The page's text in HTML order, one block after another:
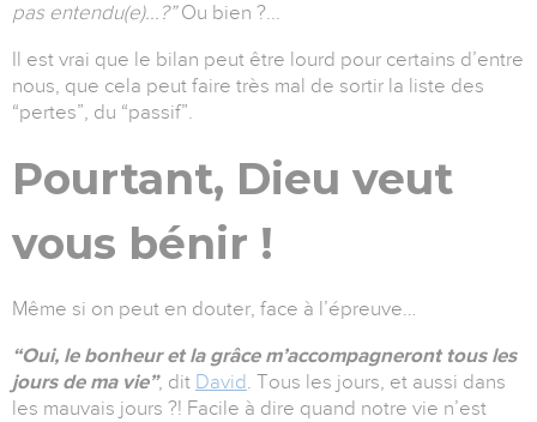
pas entendu(e)...?”Ou bien ?...
Il est vrai que le bilan peut être lourd pour certains d’entre
nous, que cela peut faire très mal de sortir la liste des
“pertes”, du “passif”.
Pourtant, Dieu veut
vous bénir !
Même si on peut en douter, face à l’épreuve…
“Oui, le bonheur et la grâce m’accompagneront tous les
jours de ma vie”, dit David. Tous les jours, et aussi dans
les mauvais jours ?! Facile à dire quand notre vie n’est